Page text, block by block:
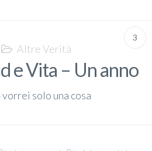
3
Altre Verità
e Vita – Un anno
vorrei solo una cosa